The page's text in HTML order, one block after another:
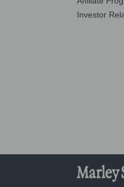
Investor